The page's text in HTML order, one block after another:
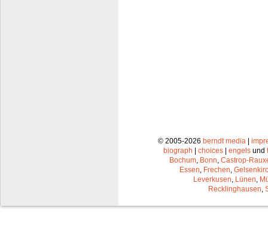
© 2005-2026 berndt media|
biograph
choices engels und
Bochum, Bonn, Castrop-
Essen, Frechen,
Leverkusen, Lünen,
Recklinghausen,